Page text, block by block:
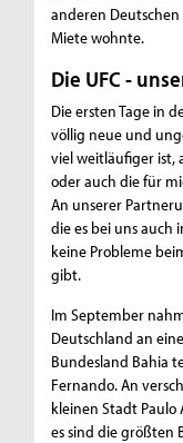
anderen
Miete wohnte.
Die UFC -
Die ersten Tage in
völlig neue und
viel weitläufiger ist,
oder auch die für
An unserer
die es bei uns auch
keine Probleme
gibt.
Im September
Deutschland an
Bundesland Bahia
Fernando. An
kleinen Stadt Paulo
es sind die größten